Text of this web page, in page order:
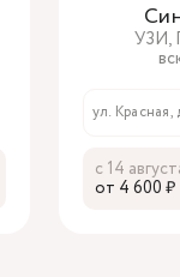
УЗИ,
ул. Красная,
с 14
oт 4 600 ₽